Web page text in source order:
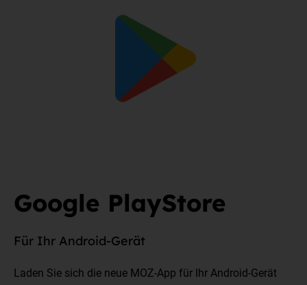
Google PlayStore
Für Ihr Android-Gerät
Laden Sie sich die neue MOZ-App für Ihr Android-Gerät